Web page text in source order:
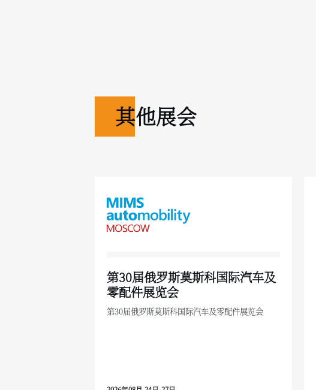
其他展会
第30届俄罗斯莫斯科国际汽车及
零配件展览会
第30届俄罗斯莫斯科国际汽车及零配件展览会